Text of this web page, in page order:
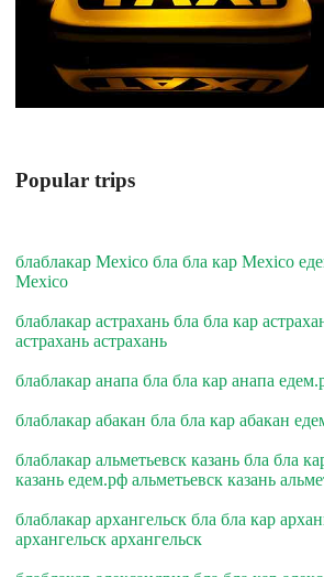
Popular trips
блаблакар Mexico бла бла кар Mexico
Mexico
блаблакар астрахань бла бла кар
астрахань астрахань
блаблакар анапа бла бла кар анапа
блаблакар абакан бла бла кар абакан
блаблакар альметьевск казань бла бла
казань едем.рф альметьевск казань
блаблакар архангельск бла бла кар
архангельск архангельск